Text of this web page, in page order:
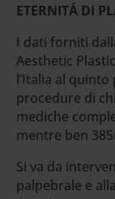
ETERNITÁ DI
I dati forniti
Aesthetic
l’Italia al
procedure di
mediche
mentre ben
Si va da
palpebrale e